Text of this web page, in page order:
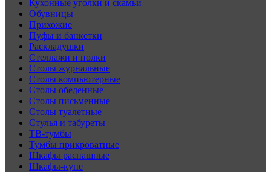
Кухонные уголки и скамьи
Обувницы
Прихожие
Пуфы и банкетки
Раскладушки
Стеллажи и полки
Столы журнальные
Столы компьютерные
Столы обеденные
Столы письменные
Столы туалетные
Стулья и табуреты
ТВ-тумбы
Тумбы прикроватные
Шкафы распашные
Шкафы-купе